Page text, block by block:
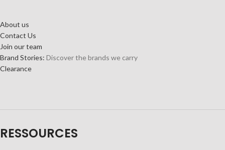
About us
Contact Us
Join our team
Brand Stories: Discover the brands we carry
Clearance
RESSOURCES